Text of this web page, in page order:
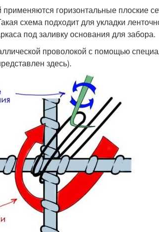
горизонтальные плоские
схема подходит для укладки
под заливку основания для забора.
проволокой с помощью
здесь).